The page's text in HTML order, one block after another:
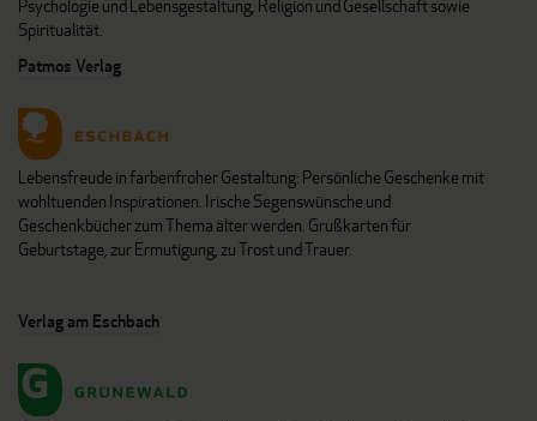
Psychologie und Lebensgestaltung, Religion und Gesellschaft sowie
Spiritualität.
Patmos Verlag
Lebensfreude in farbenfroher Gestaltung: Persönliche Geschenke mit
wohltuenden Inspirationen. Irische Segenswünsche und
Geschenkbücher zum Thema älter werden. Grußkarten für
Geburtstage, zur Ermutigung, zu Trost und Trauer.
Verlag am Eschbach